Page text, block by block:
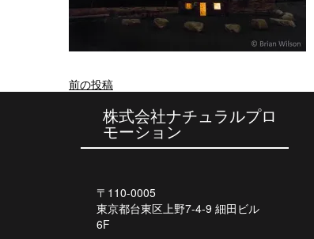
投
ナ
前の投稿
株式会社ナチュラルプロ
モーション
〒110-0005
東京都台東区上野7-4-9 細田ビル
6F